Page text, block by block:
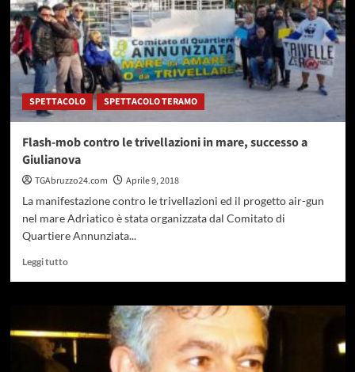
SPETTACOLO SPETTACOLO TERAMO
Flash-mob contro le trivellazioni in mare, successo a
Giulianova
TGAbruzzo24.com
Aprile 9, 2018
La manifestazione contro le trivellazioni ed il progetto air-gun
nel mare Adriatico è stata organizzata dal Comitato di
Quartiere Annunziata...
Leggi tuttoLeggi
mob
contro
le